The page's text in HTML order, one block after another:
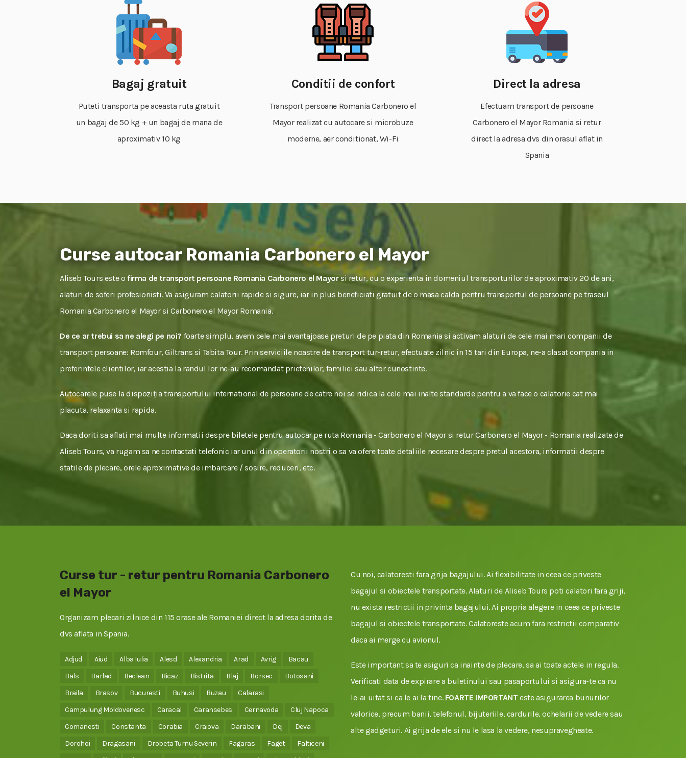
Bagaj gratuit
Puteti transporta pe aceasta ruta gratuit
un bagaj de 50 kg + un bagaj de mana de
aproximativ 10 kg
Conditii de confort
Transport persoane Romania Carbonero el
Mayor realizat cu autocare si microbuze
moderne, aer conditionat, Wi-Fi
Direct la adresa
Efectuam transport de persoane
Carbonero el Mayor Romania si retur
direct la adresa dvs din orasul aflat in
Spania
Curse autocar Romania Carbonero el Mayor
Aliseb Tours este o firma de transport persoane Romania Carbonero el Mayorsi retur, cu o experienta in domeniul transporturilor de aproximativ 20 de ani,
alaturi de soferi profesionisti. Va asiguram calatorii rapide si sigure, iar in plus beneficiati gratuit de o masa calda pentru transportul de persoane pe traseul
Romania Carbonero el Mayor si Carbonero el Mayor Romania.
De ce ar trebui sa ne alegi pe noi? foarte simplu, avem cele mai avantajoase preturi de pe piata din Romania si activam alaturi de cele mai mari companii de
transport persoane: Romfour, Giltrans si Tabita Tour. Prin serviciile noastre de transport tur-retur, efectuate zilnic in 15 tari din Europa, ne-a clasat compania in
preferintele clientilor, iar acestia la randul lor ne-au recomandat prietenilor, familiei sau altor cunostinte.
Autocarele puse la dispoziția transportului international de persoane de catre noi se ridica la cele mai inalte standarde pentru a va face o calatorie cat mai
placuta, relaxanta si rapida.
Daca doriti sa aflati mai multe informatii despre biletele pentru autocar pe ruta Romania - Carbonero el Mayor si retur Carbonero el Mayor - Romania realizate de
Aliseb Tours, va rugam sa ne contactati telefonic iar unul din operatorii nostri o sa va ofere toate detaliile necesare despre pretul acestora, informatii despre
statile de plecare, orele aproximative de imbarcare / sosire, reduceri, etc.
Curse tur - retur pentru Romania Carbonero
el Mayor
Organizam plecari zilnice din 115 orase ale Romaniei direct la adresa dorita de
dvs aflata in Spania.
Adjud Aiud Alba Iulia Alesd Alexandria Arad Avrig
Bacau
Bals
Barlad Beclean Bicaz Bistrita Blaj Borsec
Botosani
Braila
Brasov Bucuresti Buhusi Buzau
Calarasi
Campulung Moldovenesc
Caracal Caransebes Cernavoda
Cluj Napoca
Comanesti
Constanta Corabia Craiova Darabani Dej
Deva
Dorohoi
Dragasani Drobeta Turnu Severin Fagaras Faget
Falticeni
Cu noi, calatoresti fara grija bagajului. Ai flexibilitate in ceea ce priveste
bagajul si obiectele transportate. Alaturi de Aliseb Tours poti calatori fara griji,
nu exista restrictii in privinta bagajului. Ai propria alegere in ceea ce priveste
bagajul si obiectele transportate. Calatoreste acum fara restrictii comparativ
daca ai merge cu avionul.
Este important sa te asiguri ca inainte de plecare, sa ai toate actele in regula.
Verificati data de expirare a buletinului sau pasaportului si asigura-te ca nu
le-ai uitat si ca le ai la tine. FOARTE IMPORTANT este asigurarea bunurilor
valorice, precum banii, telefonul, bijuteriile, cardurile, ochelarii de vedere sau
alte gadgeturi. Ai grija de ele si nu le lasa la vedere, nesupravegheate.